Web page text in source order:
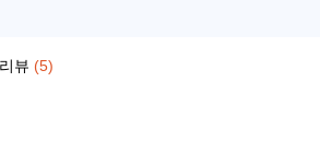
뷰 (5)